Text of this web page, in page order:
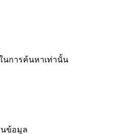
นการค้นหาเท่านั้น
นข้อมูล